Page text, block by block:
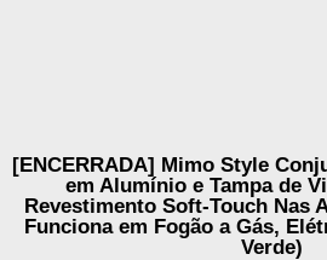
[ENCERRADA] Mimo Style
em Alumínio e Tampa de
Revestimento Soft-Touch Nas
Funciona em Fogão a Gás,
Verde)